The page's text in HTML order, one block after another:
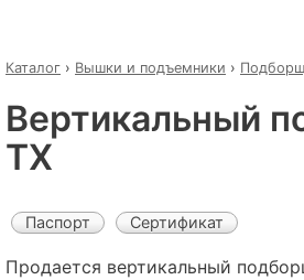
Каталог › Вышки и подъемники ›
Вертикальный
TX
Паспорт Сертификат
Продается вертикальный